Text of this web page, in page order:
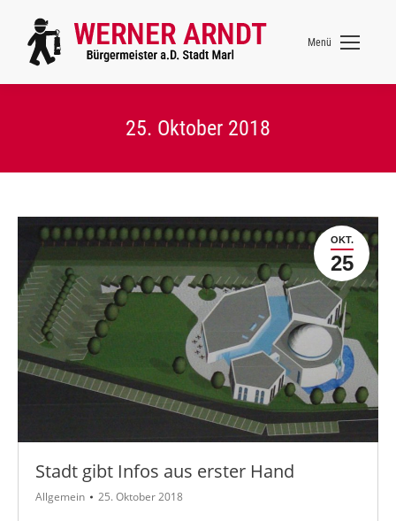
Menü
25. Oktober 2018
OKT.
25
Stadt gibt Infos aus erster Hand
Allgemein 25. Oktober 2018